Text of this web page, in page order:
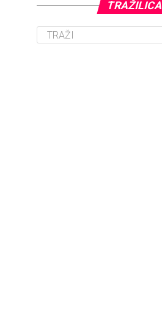
TRAŽILICA